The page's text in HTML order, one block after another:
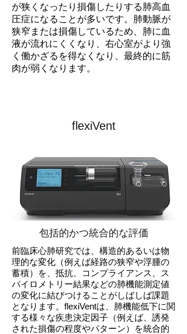
が狭くなったり損傷したりする肺高血
圧症になることが多いです。肺動脈が
狭窄または損傷しているため、肺に血
液が流れにくくなり、右心室がより強
く働かざるを得なくなり、最終的に筋
肉が弱くなります。
flexiVent
包括的かつ統合的な評価
前臨床心肺研究では、構造的あるいは物
理的な変化（例えば経路の狭窄や浮腫の
蓄積）を、抵抗、コンプライアンス、ス
パイロメトリー結果などの肺機能測定値
の変化に結びつけることがしばしば課題
となります。flexiVentは、肺機能低下に関
する様々な疾患決定因子（例えば、誘発
された損傷の程度やパターン）を統合的